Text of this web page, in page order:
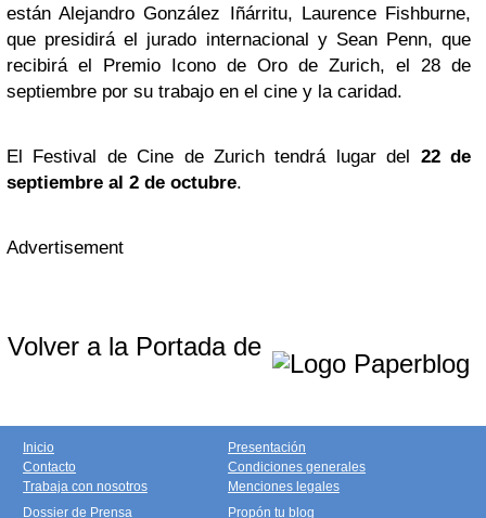
están Alejandro González Iñárritu, Laurence Fishburne,
que presidirá el jurado internacional y Sean Penn, que
recibirá el Premio Icono de Oro de Zurich, el 28 de
septiembre por su trabajo en el cine y la caridad.
El Festival de Cine de Zurich tendrá lugar del
22 de
septiembre al 2 de octubre.
Advertisement
Volver a la Portada de
Inicio
Contacto
Trabaja con nosotros
Presentación
Condiciones generales
Menciones legales
Dossier de Prensa
Propón tu blog